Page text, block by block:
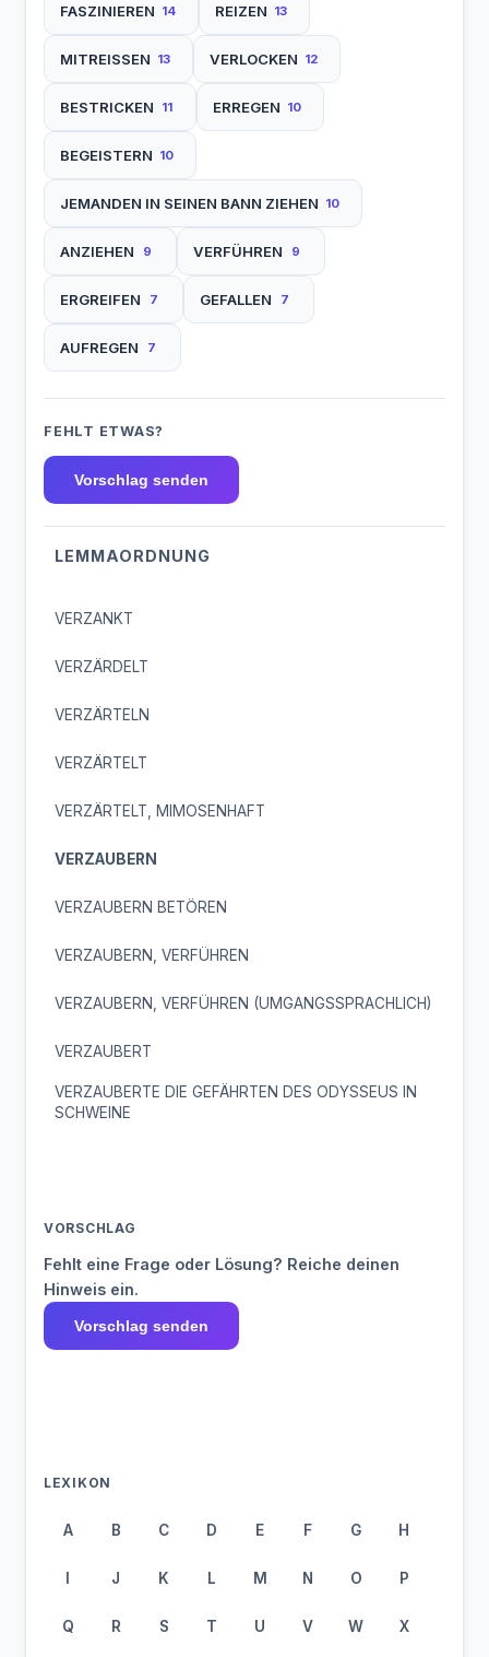
FASZINIEREN 14 REIZEN 13
MITREISSEN 13 VERLOCKEN 12
BESTRICKEN 11 ERREGEN 10
BEGEISTERN 10
JEMANDEN IN SEINEN BANN ZIEHEN 10
ANZIEHEN 9 VERFÜHREN 9
ERGREIFEN 7 GEFALLEN 7
AUFREGEN 7
FEHLT ETWAS?
Vorschlag senden
LEMMAORDNUNG
VERZANKT
VERZÄRDELT
VERZÄRTELN
VERZÄRTELT
VERZÄRTELT, MIMOSENHAFT
VERZAUBERN
VERZAUBERN BETÖREN
VERZAUBERN, VERFÜHREN
VERZAUBERN, VERFÜHREN (UMGANGSSPRACHLICH)
VERZAUBERT
VERZAUBERTE DIE GEFÄHRTEN DES ODYSSEUS IN
SCHWEINE
VORSCHLAG
Fehlt eine Frage oder Lösung? Reiche deinen
Hinweis ein.
Vorschlag senden
LEXIKON
A B C D E F G H
I J K L M N O P
Q R S T U V W X